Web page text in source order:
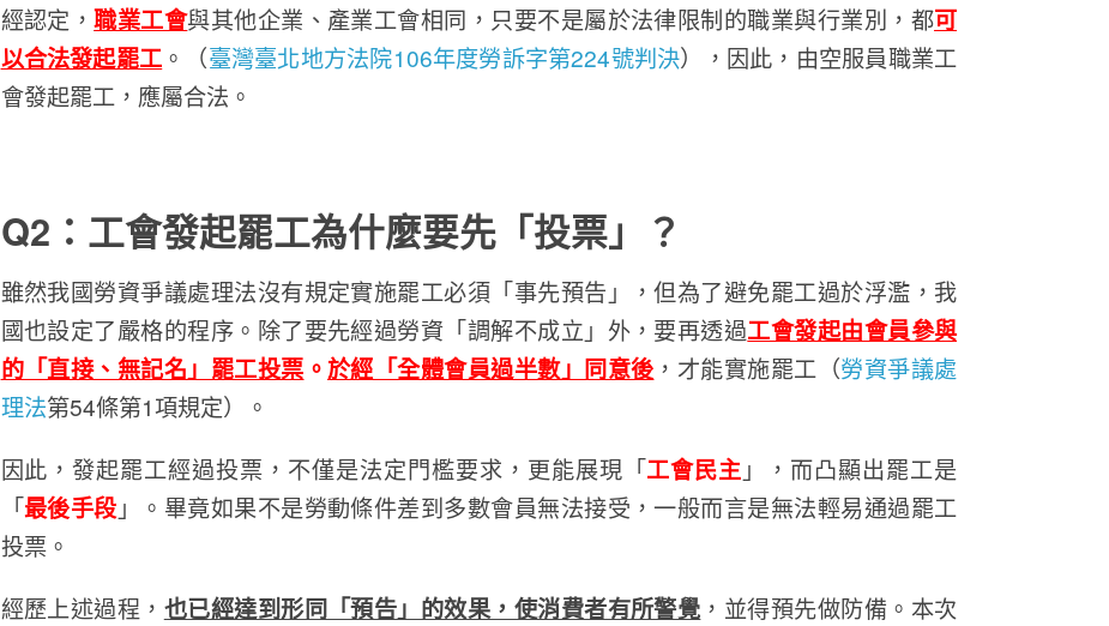
經認定，職業工會與其他企業、產業工會相同，只要不是屬於法律限制的職業與行業別，都可
以合法發起罷工 。（臺灣臺北地方法院106年度勞訴字第224號判決），因此，由空服員職業工
會發起罷工，應屬合法。
Q2 ：工會發起罷工為什麼要先「投票」？
雖然我國勞資爭議處理法沒有規定實施罷工必須「事先預告」，但為了避免罷工過於浮濫，我
國也設定了嚴格的程序。除了要先經過勞資「調解不成立」外，要再透過工會發起由會員參與
的「直接、無記名」罷工投票 。於經「全體會員過半數」同意後 ，才能實施罷工（勞資爭議處
理法第54條第1項規定）。
因此，發起罷工經過投票，不僅是法定門檻要求，更能展現「工會民主 」，而凸顯出罷工是
「最後手段」。畢竟如果不是勞動條件差到多數會員無法接受，一般而言是無法輕易通過罷工
投票。
經歷上述過程， 也已經達到形同「預告」的效果，使消費者有所警覺 ，並得預先做防備。本次